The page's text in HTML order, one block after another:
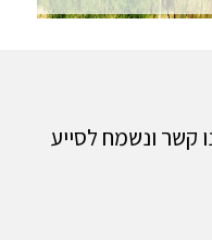
טיול לאוגנדה
אוגנדה דרך
הנוף, נהר
קשר ונשמח לסייע